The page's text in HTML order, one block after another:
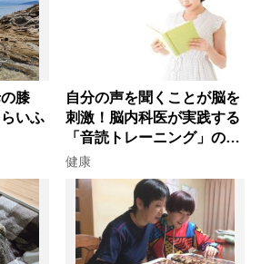
膝
いふ
自分の声を聞くことが脳を
刺激！脳内科医が実践する
「音読トレーニング」の極
意
健康